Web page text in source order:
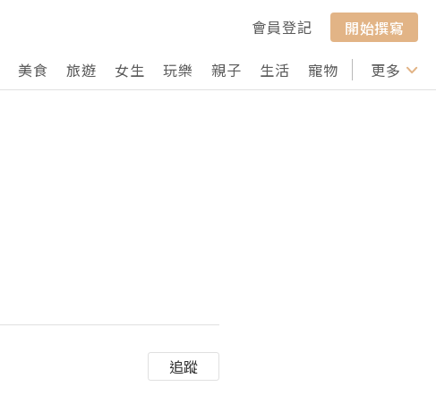
會員登記
開始撰寫
美食 旅遊 女生 玩樂 親子 生活 寵物 行山 打卡
更多
追蹤